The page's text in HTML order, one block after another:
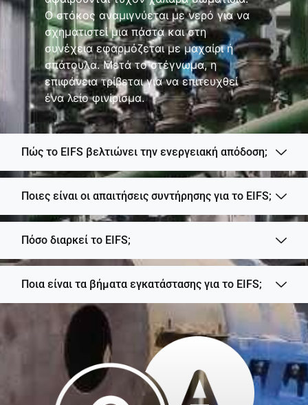
Ο στόκος αναμιγνύεται με νερό για να
σχηματιστεί μια πάστα και στη
συνέχεια εφαρμόζεται με μαχαίρι ή
σπάτουλα. Μετά το στέγνωμα, η
επιφάνεια τρίβεται για να επιτευχθεί
ένα λείο φινίρισμα.
Πώς το EIFS βελτιώνει την ενεργειακή απόδοση;
Ποιες είναι οι απαιτήσεις συντήρησης για το EIFS;
Πόσο διαρκεί το EIFS;
Ποια είναι τα βήματα εγκατάστασης για το EIFS;